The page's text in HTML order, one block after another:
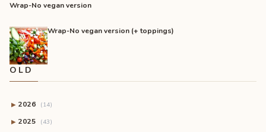
Wrap-No vegan version
Wrap-No vegan version (+ toppings)
OLD
▶ 2026 (14)
▶ 2025 (43)